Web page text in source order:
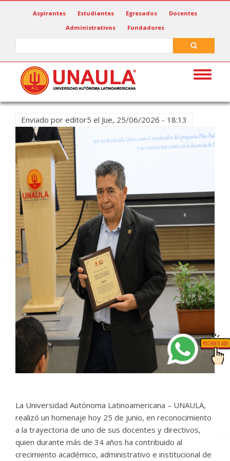
Aspirantes Estudiantes Egresados
Docentes
Administrativos
Fundadores
Toggle
Enviado por editor5 el Jue, 25/06/2026 - 18:13
La Universidad Autónoma Latinoamericana – UNAULA,
realizó un homenaje hoy 25 de junio, en reconocimiento
a la trayectoria de uno de sus docentes y directivos,
quien durante más de 34 años ha contribuido al
crecimiento académico, administrativo e institucional de